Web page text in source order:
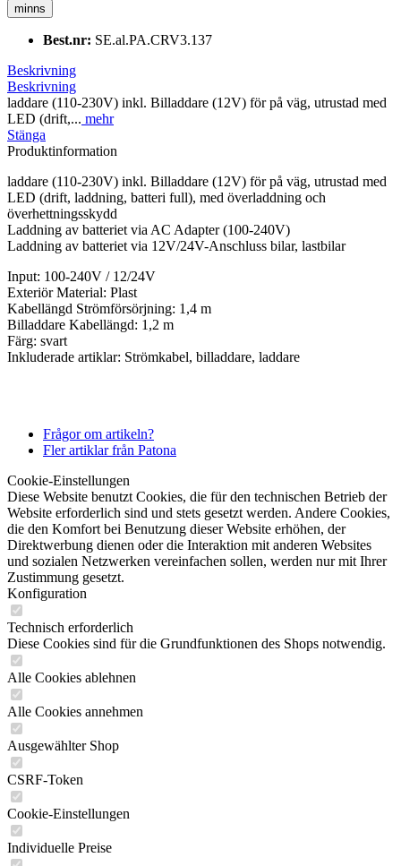
minns
Best.nr: SE.al.PA.CRV3.137
Beskrivning
Beskrivning
laddare (110-230V) inkl. Billaddare (12V) för på väg, utrustad med
LED (drift,... mehr
Stänga
Produktinformation
laddare (110-230V) inkl. Billaddare (12V) för på väg, utrustad med
LED (drift, laddning, batteri full), med överladdning och
överhettningsskydd
Laddning av batteriet via AC Adapter (100-240V)
Laddning av batteriet via 12V/24V-Anschluss bilar, lastbilar
Input: 100-240V / 12/24V
Exteriör Material: Plast
Kabellängd Strömförsörjning: 1,4 m
Billaddare Kabellängd: 1,2 m
Färg: svart
Inkluderade artiklar: Strömkabel, billaddare, laddare
Frågor om artikeln?
Fler artiklar från Patona
Cookie-Einstellungen
Diese Website benutzt Cookies, die für den technischen Betrieb der
Website erforderlich sind und stets gesetzt werden. Andere Cookies,
die den Komfort bei Benutzung dieser Website erhöhen, der
Direktwerbung dienen oder die Interaktion mit anderen Websites
und sozialen Netzwerken vereinfachen sollen, werden nur mit Ihrer
Zustimmung gesetzt.
Konfiguration
Technisch erforderlich
Diese Cookies sind für die Grundfunktionen des Shops notwendig.
Alle Cookies ablehnen
Alle Cookies annehmen
Ausgewählter Shop
CSRF-Token
Cookie-Einstellungen
Individuelle Preise